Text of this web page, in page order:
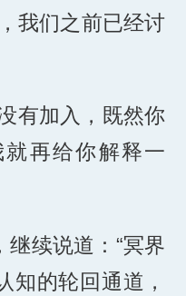
我们之前已经讨
有加入，既然你
再给你解释一
续说道：“冥界
知的轮回通道，